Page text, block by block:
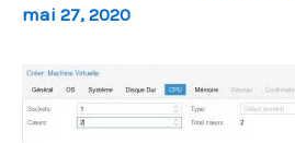
mai 27, 2020